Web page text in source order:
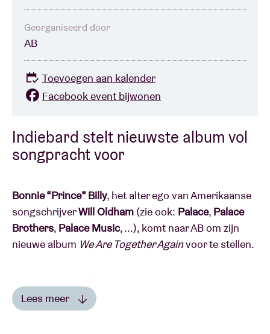
Contact
Indiebard stelt nieuwste album vol
songpracht voor
Bonnie “Prince” Billy, het alter ego van Amerikaanse
songschrijverWillOldham (zie ook: Palace, Palace
Brothers, Palace Music, ...), komt naar AB om zijn
nieuwe album We Are Together Againvoor te stellen.
verandering en op wat blijft wanneer vertrouwde
structuren verdwijnen. Bonnie “Prince” Billy focust
Lees meer
Georganiseerd door
AB
Toevoegen aan kalender
Facebook event bijwonen